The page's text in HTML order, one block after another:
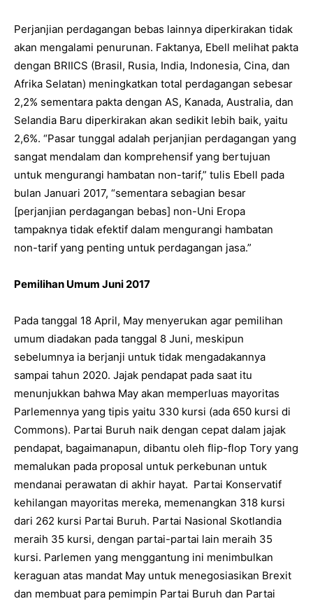
Perjanjian perdagangan bebas lainnya diperkirakan tidak
akan mengalami penurunan. Faktanya, Ebell melihat pakta
dengan BRIICS (Brasil, Rusia, India, Indonesia, Cina, dan
Afrika Selatan) meningkatkan total perdagangan sebesar
2,2% sementara pakta dengan AS, Kanada, Australia, dan
Selandia Baru diperkirakan akan sedikit lebih baik, yaitu
2,6%. “Pasar tunggal adalah perjanjian perdagangan yang
sangat mendalam dan komprehensif yang bertujuan
untuk mengurangi hambatan non-tarif,” tulis Ebell pada
bulan Januari 2017, “sementara sebagian besar
[perjanjian perdagangan bebas] non-Uni Eropa
tampaknya tidak efektif dalam mengurangi hambatan
non-tarif yang penting untuk perdagangan jasa.”
Pemilihan Umum Juni 2017
Pada tanggal 18 April, May menyerukan agar pemilihan
umum diadakan pada tanggal 8 Juni, meskipun
sebelumnya ia berjanji untuk tidak mengadakannya
sampai tahun 2020. Jajak pendapat pada saat itu
menunjukkan bahwa May akan memperluas mayoritas
Parlemennya yang tipis yaitu 330 kursi (ada 650 kursi di
Commons). Partai Buruh naik dengan cepat dalam jajak
pendapat, bagaimanapun, dibantu oleh flip-flop Tory yang
memalukan pada proposal untuk perkebunan untuk
mendanai perawatan di akhir hayat. Partai Konservatif
kehilangan mayoritas mereka, memenangkan 318 kursi
dari 262 kursi Partai Buruh. Partai Nasional Skotlandia
meraih 35 kursi, dengan partai-partai lain meraih 35
kursi. Parlemen yang menggantung ini menimbulkan
keraguan atas mandat May untuk menegosiasikan Brexit
dan membuat para pemimpin Partai Buruh dan Partai